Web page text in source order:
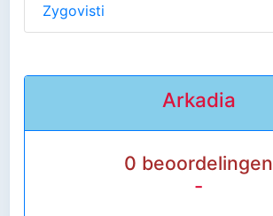
Zygovisti
Arkadia
0 beoordelingen
-